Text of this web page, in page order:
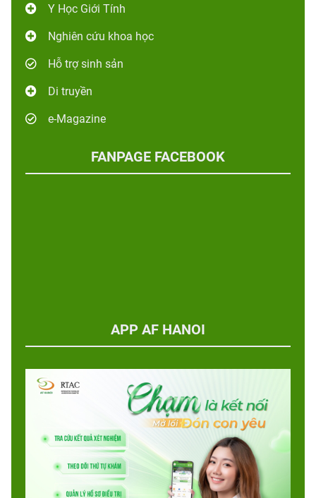
Y Học Giới Tính
Nghiên cứu khoa học
Hỗ trợ sinh sản
Di truyền
e-Magazine
FANPAGE FACEBOOK
APP AF HANOI